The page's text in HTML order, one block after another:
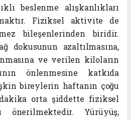
beslenme alışkanlıkları
Fiziksel aktivite de
bileşenlerinden biridir.
dokusunun azaltılmasına,
ve verilen kiloların
önlenmesine katkıda
bireylerin haftanın çoğu
orta şiddette fiziksel
önerilmektedir. Yürüyüş,